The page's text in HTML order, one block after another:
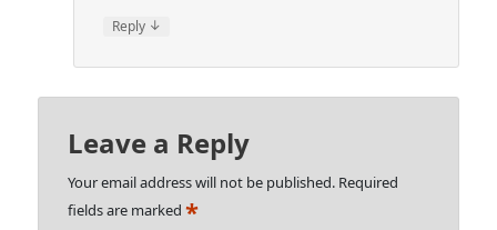
Reply ↓
Leave a Reply
Your email address will not be published. Required
fields are marked*